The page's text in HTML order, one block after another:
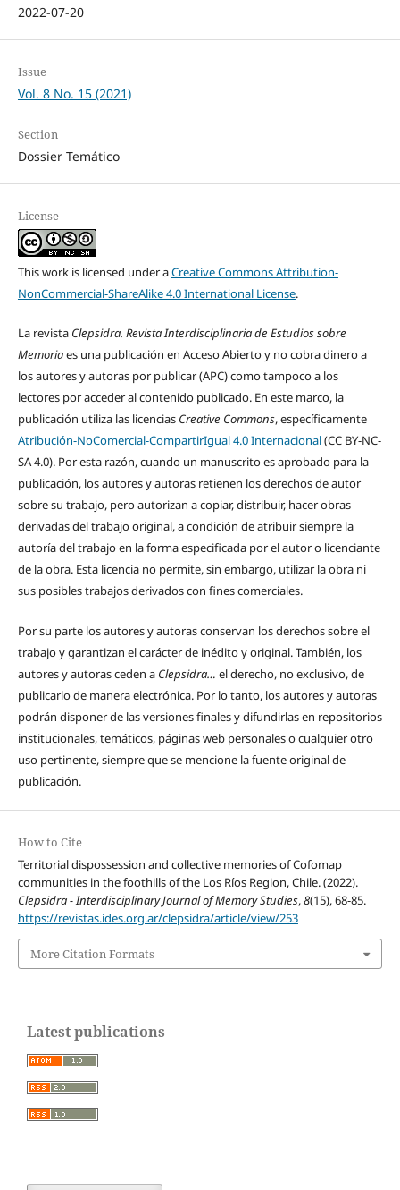
2022-07-20
Issue
Vol. 8 No. 15 (2021)
Section
Dossier Temático
License
This work is licensed under aCreative Commons Attribution-
NonCommercial-ShareAlike 4.0 International License.
La revista Clepsidra. Revista Interdisciplinaria de Estudios sobre
Memoriaes una publicación en Acceso Abierto y no cobra dinero a
los autores y autoras por publicar (APC) como tampoco a los
lectores por acceder al contenido publicado. En este marco, la
publicación utiliza las licencias Creative Commons, específicamente
Atribución-NoComercial-CompartirIgual 4.0 Internacional(CC BY-NC-
SA 4.0). Por esta razón, cuando un manuscrito es aprobado para la
publicación, los autores y autoras retienen los derechos de autor
sobre su trabajo, pero autorizan a copiar, distribuir, hacer obras
derivadas del trabajo original, a condición de atribuir siempre la
autoría del trabajo en la forma especificada por el autor o licenciante
de la obra. Esta licencia no permite, sin embargo, utilizar la obra ni
sus posibles trabajos derivados con fines comerciales.
Por su parte los autores y autoras conservan los derechos sobre el
trabajo y garantizan el carácter de inédito y original. También, los
autores y autoras ceden a Clepsidra… el derecho, no exclusivo, de
publicarlo de manera electrónica. Por lo tanto, los autores y autoras
podrán disponer de las versiones finales y difundirlas en repositorios
institucionales, temáticos, páginas web personales o cualquier otro
uso pertinente, siempre que se mencione la fuente original de
publicación.
How to Cite
Territorial dispossession and collective memories of Cofomap
communities in the foothills of the Los Ríos Region, Chile. (2022).
Clepsidra - Interdisciplinary Journal of Memory Studies,8(15), 68-85.
https://revistas.ides.org.ar/clepsidra/article/view/253
More Citation Formats
Latest publications